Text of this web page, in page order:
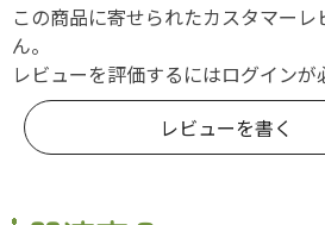
この商品に寄せられたカスタマー
ん。
レビューを評価するにはログインが
レビューを書く